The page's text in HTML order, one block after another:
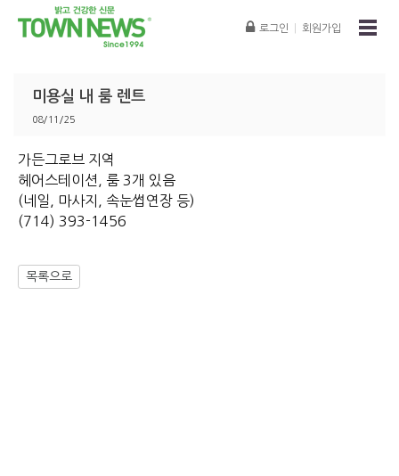
로그인 회원가입
미용실 내 룸 렌트
08/11/25
가든그로브 지역
헤어스테이션, 룸 3개 있음
(네일, 마사지, 속눈썹연장 등)
(714) 393-1456
목록으로